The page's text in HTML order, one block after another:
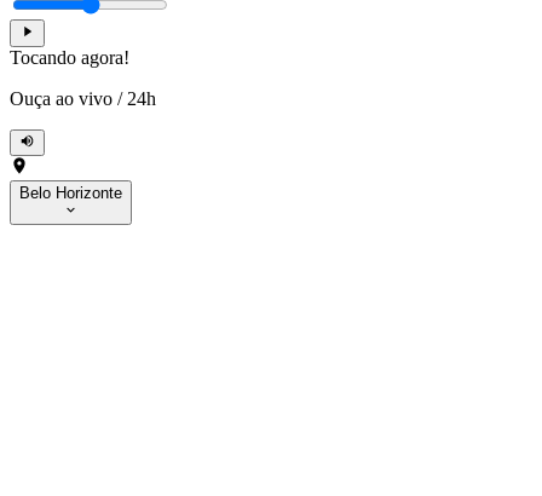
Tocando agora!
Ouça ao vivo / 24h
Belo Horizonte